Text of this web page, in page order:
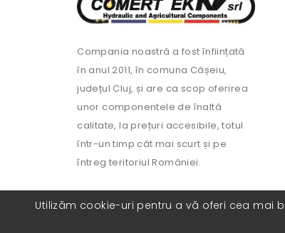
Compania noastră a fost înființată
în anul 2011, în comuna Cășeiu,
județul Cluj, și are ca scop oferirea
unor componentele de înaltă
calitate, la prețuri accesibile, totul
într-un timp cât mai scurt și pe
întreg teritoriul României.
Utilizăm cookie-uri pentru a vă oferi cea mai